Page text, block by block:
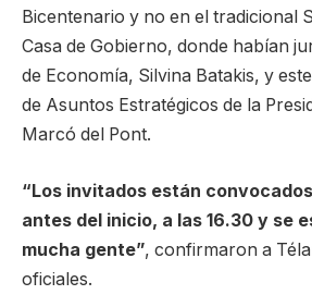
Bicentenario y no en el tradicional
Casa de Gobierno, donde habían
de Economía, Silvina Batakis, y
de Asuntos Estratégicos de la
Marcó del Pont.
“Los invitados están
antes del inicio, a las 16.30 y se
mucha gente”, confirmaron a
oficiales.